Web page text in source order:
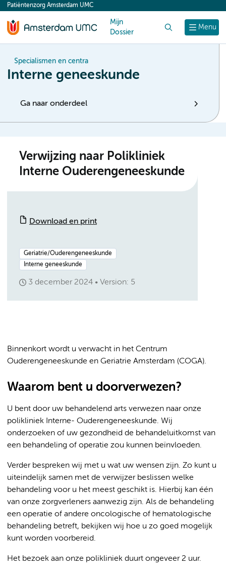
content
Menu
Patiëntenzorg Amsterdam UMC
Mijn
Dossier
Specialismen en centra
Interne geneeskunde
Ga naar onderdeel
Verwijzing naar Polikliniek
Interne Ouderengeneeskunde
Download en print
Geriatrie/Ouderengeneeskunde
Interne geneeskunde
3 december 2024 Version: 5
Binnenkort wordt u verwacht in het Centrum
Ouderengeneeskunde en Geriatrie Amsterdam (COGA).
Waarom bent u doorverwezen?
U bent door uw behandelend arts verwezen naar onze
polikliniek Interne- Ouderengeneeskunde. Wij
onderzoeken of uw gezondheid de behandeluitkomst van
een behandeling of operatie zou kunnen beïnvloeden.
Verder bespreken wij met u wat uw wensen zijn. Zo kunt u
uiteindelijk samen met de verwijzer beslissen welke
behandeling voor u het meest geschikt is. Hierbij kan één
van onze zorgverleners aanwezig zijn. Als de behandeling
een operatie of andere oncologische of hematologische
behandeling betreft, bekijken wij hoe u zo goed mogelijk
kunt worden voorbereid.
Het bezoek aan onze polikliniek duurt ongeveer 2 uur.